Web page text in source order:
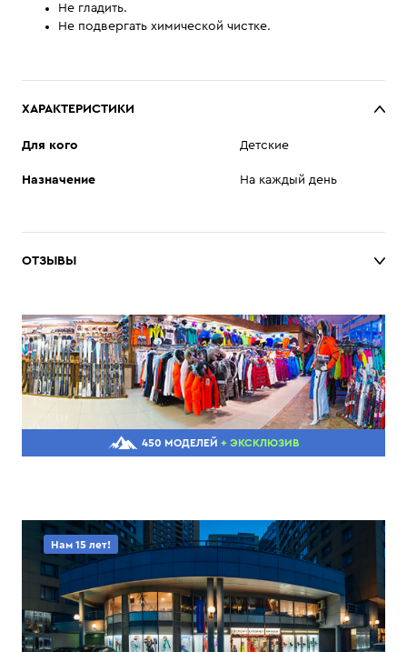
Не гладить.
Не подвергать химической чистке.
ХАРАКТЕРИСТИКИ
Для кого Детские
Назначение На каждый день
ОТЗЫВЫ
450 МОДЕЛЕЙ + ЭКСКЛЮЗИВ
Нам 15 лет!